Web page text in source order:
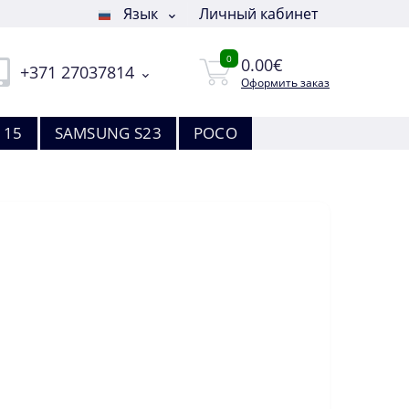
Язык Личный кабинет
+371 27037814
0 0.00€
Оформить заказ
15 SAMSUNG S23 POCO